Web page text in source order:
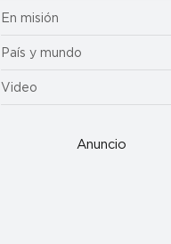
En misión
País y mundo
Video
Anuncio